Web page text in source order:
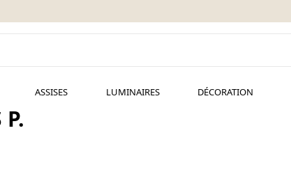
ASSISES LUMINAIRES DÉCORATION